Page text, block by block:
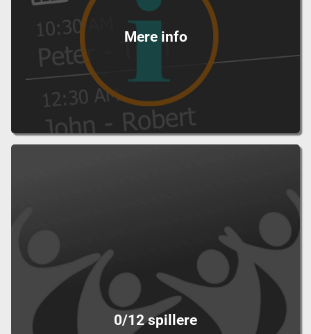
Mere info
0/12 spillere